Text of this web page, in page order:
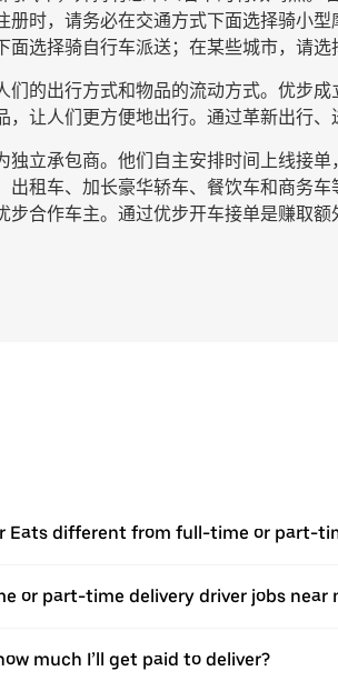
册时，请务必在交通方式下面选择骑小型
面选择骑自行车派送；在某些城市，请选
们的出行方式和物品的流动方式。优步
，让人们更方便地出行。通过革新出行
独立承包商。他们自主安排时间上线接
出租车、加长豪华轿车、餐饮车和商务
步合作车主。通过优步开车接单是赚取
Eats different from full-time or part-
or part-time delivery driver jobs
much I’ll get paid to deliver?